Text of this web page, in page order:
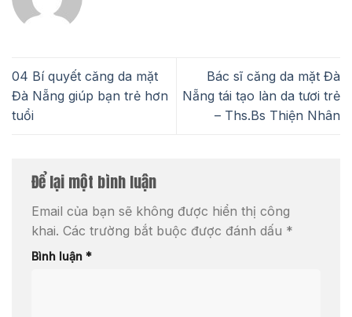
04 Bí quyết căng da mặt
Đà Nẵng giúp bạn trẻ hơn
tuổi
Bác sĩ căng da mặt Đà
Nẵng tái tạo làn da tươi trẻ
– Ths.Bs Thiện Nhân
Để lại một bình luận
Email của bạn sẽ không được hiển thị công
khai. Các trường bắt buộc được đánh dấu *
Bình luận *